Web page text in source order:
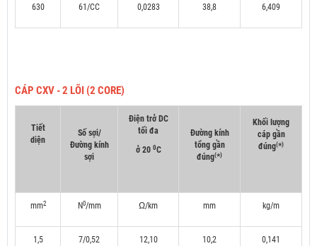
630 61/CC 0,0283 38,8 6,409
CÁP CXV - 2 LÕI (2 CORE)
Tiết
diện
Số sợi/
Đường kính
sợi
Điện trở DC
tối đa
ở 20 0C
Đường kính
tổng gần
đúng(*)
Khối lượng
cáp gần
đúng(*)
mm2 N0/mm Ω/km mm kg/m
1,5 7/0,52 12,10 10,2 0,141